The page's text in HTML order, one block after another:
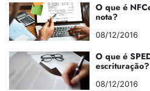
O que é
nota?
08/12/2016
O que é
escrituração?
08/12/2016